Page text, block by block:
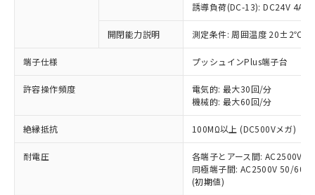
誘導負荷(DC-13): DC24V 4A/
開閉能力説明 測定条件: 周囲温度 20±2℃、
端子仕様 プッシュインPlus端子台
許容操作頻度
電気的: 最大30回/分
機械的: 最大60回/分
絶縁抵抗 100MΩ以上 (DC500Vメガ)
耐電圧
各端子とアース間: AC2500V
同極端子間: AC2500V 50/
(初期値)
以下の条件をお読みいただき、同意のうえ
本サービスは、当社制御機器事業取扱
商品の当社在庫状況および標準価格
(税抜)を提供させていただくもので
当社制御機器事業取扱商品の中には、
本サービスの対象外となる商品もある
ことをご了承ください。
在庫状況および標準価格照会結果は、
記載している更新日時点での社内デー
対応予定なし：EU RoHS指令（10物質）の
非含有に非対応の商品で、対応品を出す予
調査・確認中：EU RoHS指令（10物質）の
非含有の対応状況を調査中または確認中の
商品です。
害物質有無と関係のない商品です。
仕入先様の事情により、非含有部品として
いたものが、含有品と判明した場合などや
むを得ず変更することがあります。
「○」：最大均質材料含有率が中国RoHSの
基準値以下であることを示します。
「×」：最大均質材料含有率が中国RoHSの
基準値を超えていることを示します。
「－」：未確認です。当社販売部門へお問
当社は、これら貴社製品のうち、外国
為替および外国貿易法に定める商品
（以下｢規制貨物等」という）を輸出